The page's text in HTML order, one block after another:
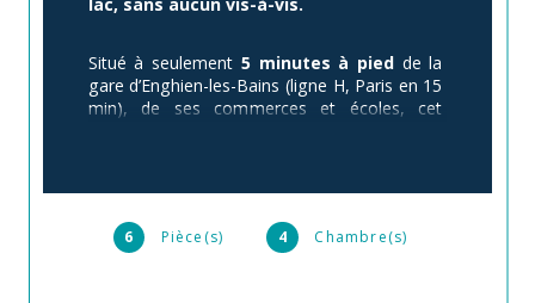
6 Pièce(s) 4 Chambre(s)
Situé à seulement 5 minutes à pied de la
gare d’Enghien-les-Bains (ligne H, Paris en 15
min), de ses commerces et écoles, cet
bord de lac.
L'étage principaI se compose d'une